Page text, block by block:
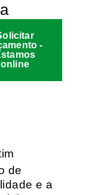
-
online
de
e a